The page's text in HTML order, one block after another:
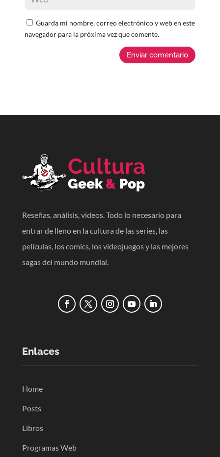
Guarda mi nombre, correo electrónico y web en este
navegador para la próxima vez que comente.
Enviar comentario
Reseñas, análisis, videos. Todo lo necesario para
entrar de lleno en la cultura de las series, las
películas, los comics, los videojuegos y las mejores
sagas del mundo mundial.
Enlaces
Home
Posts
Libros
Programas Web